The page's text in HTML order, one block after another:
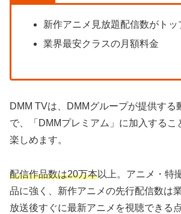
新作アニメ見放題配信数がトッ
業界最安クラスの月額料金
DMM TVは、DMMグループが提供する
で、「DMMプレミアム」に加入するこ
楽しめます。
配信作品数は20万本以上。アニメ・特
品に強く、新作アニメの先行配信数は
放送後すぐに最新アニメを視聴できる